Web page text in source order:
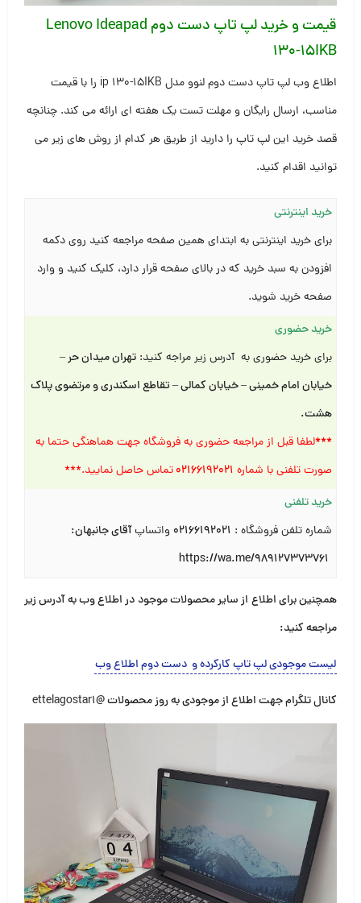
قیمت و خرید لپ تاپ دست دوم Lenovo Ideapad
130-15IKB
اطلاع وب لپ تاپ دست دوم لنوو مدل ip 130-15IKB را با قیمت
مناسب، ارسال رایگان و مهلت تست یک هفته ای ارائه می کند. چنانچه
قصد خرید این لپ تاپ را دارید از طریق هر کدام از روش های زیر می
توانید اقدام کنید.
خرید اینترنتی
برای خرید اینترنتی به ابتدای همین صفحه مراجعه کنید روی دکمه
افزودن به سبد خرید که در بالای صفحه قرار دارد، کلیک کنید و وارد
صفحه خرید شوید.
خرید حضوری
برای خرید حضوری به آدرس زیر مراجه کنید: تهران میدان حر –
خیابان امام خمینی – خیابان کمالی – تقاطع اسکندری و مرتضوی پلاک
هشت.
***لطفا قبل از مراجعه حضوری به فروشگاه جهت هماهنگی حتما به
صورت تلفنی با شماره ۰۲۱۶۶۱۹۲۰۲۱تماس حاصل نمایید.***
خرید تلفنی
شماره تلفن فروشگاه : ۰۲۱۶۶۱۹۲۰۲۱ واتساپآقای جانبهان:
https://wa.me/989127373761
همچنین برای اطلاع از سایر محصولات موجود در اطلاع وب به آدرس زیر
مراجعه کنید:
لیست موجودی لپ تاپ کارکرده و دست دوم اطلاع وب
کانال تلگرام جهت اطلاع از موجودی به روز محصولات@ettelagostar1